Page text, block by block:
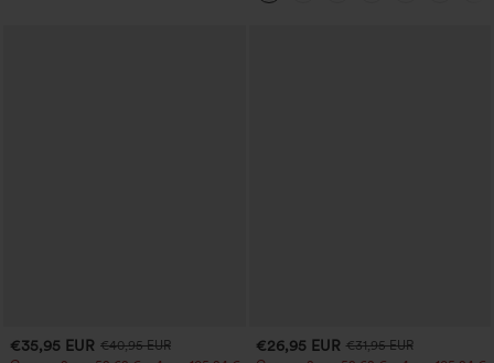
€35,95 EUR €40,95 EUR
€26,95 EUR €31,95 EUR